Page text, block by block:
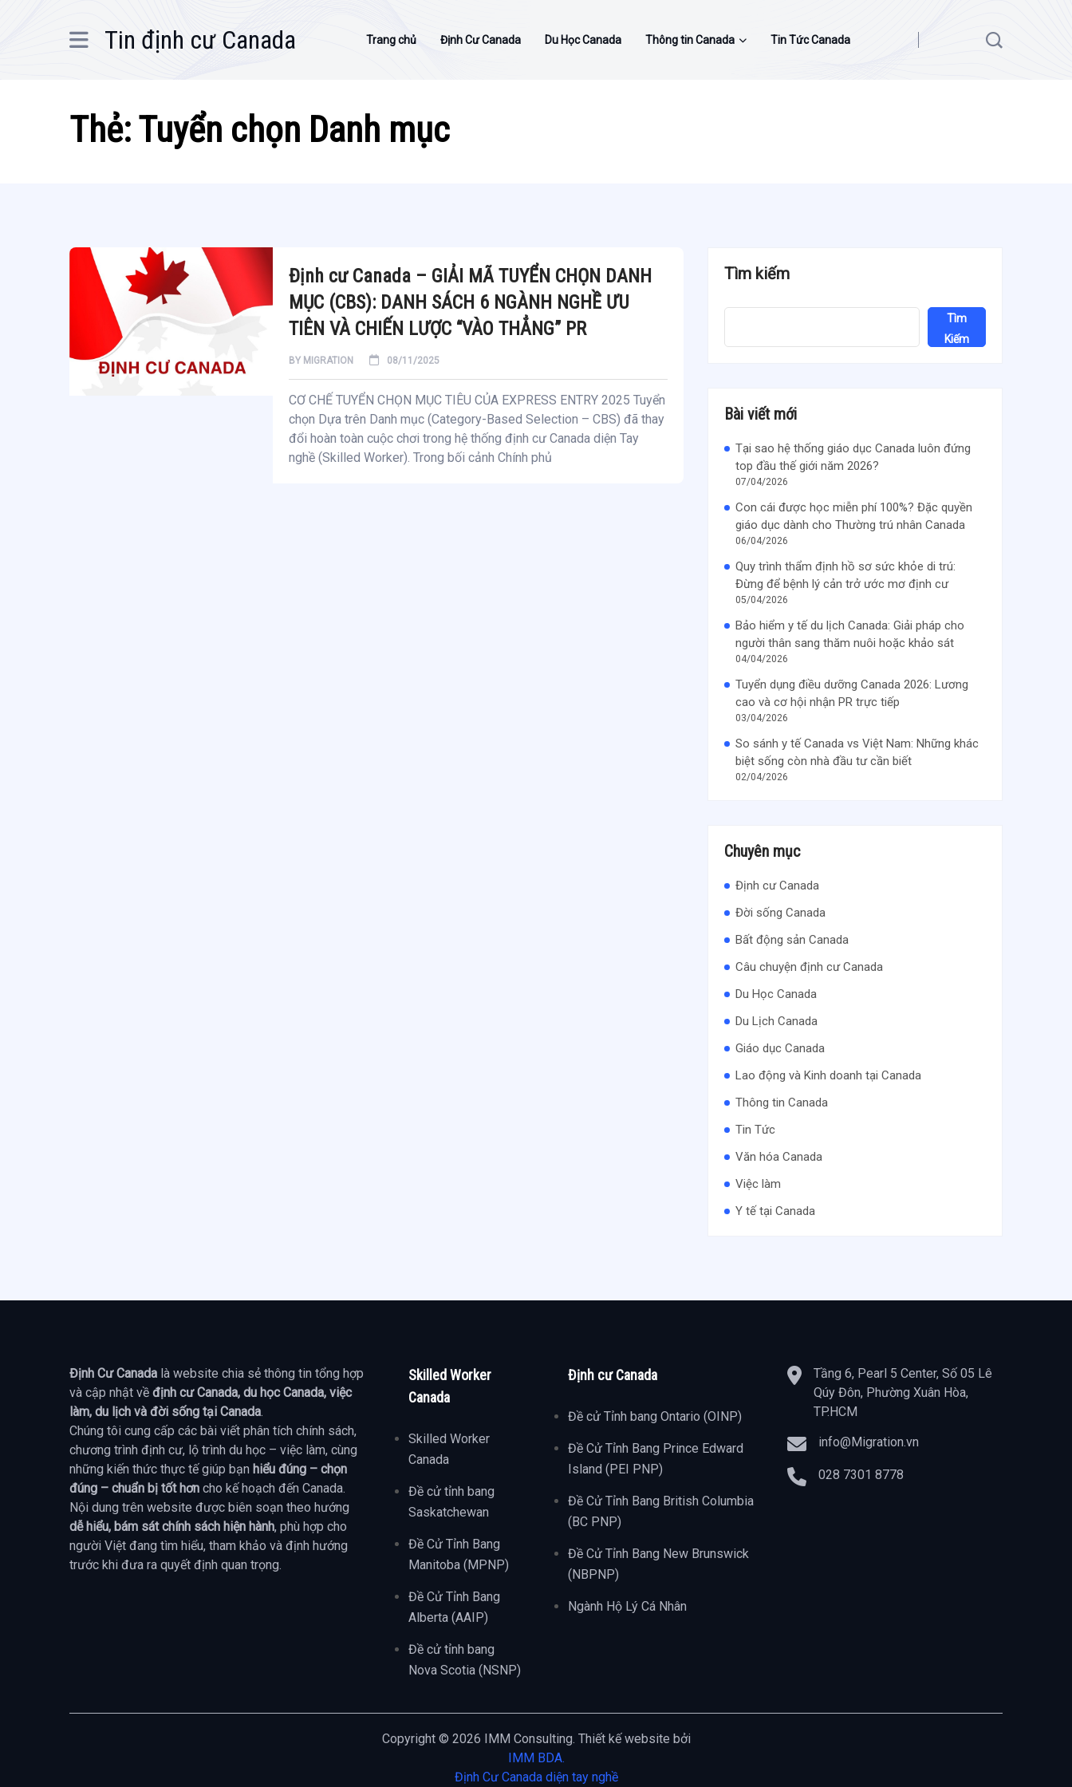
Tin định cư Canada Trang chủ Định Cư Canada Du Học Canada Thông tin Canada Tin Tức Canada
Thẻ:Tuyển chọn Danh mục
Định cư Canada – GIẢI MÃ TUYỂN CHỌN DANH
MỤC (CBS): DANH SÁCH 6 NGÀNH NGHỀ ƯU
TIÊN VÀ CHIẾN LƯỢC “VÀO THẲNG” PR
BY MIGRATION 08/11/2025
CƠ CHẾ TUYỂN CHỌN MỤC TIÊU CỦA EXPRESS ENTRY 2025 Tuyển
chọn Dựa trên Danh mục (Category-Based Selection – CBS) đã thay
đổi hoàn toàn cuộc chơi trong hệ thống định cư Canada diện Tay
nghề (Skilled Worker). Trong bối cảnh Chính phủ
Tìm kiếm
Tìm
Kiếm
Bài viết mới
Tại sao hệ thống giáo dục Canada luôn đứng
top đầu thế giới năm 2026?
07/04/2026
Con cái được học miễn phí 100%? Đặc quyền
giáo dục dành cho Thường trú nhân Canada
06/04/2026
Quy trình thẩm định hồ sơ sức khỏe di trú:
Đừng để bệnh lý cản trở ước mơ định cư
05/04/2026
Bảo hiểm y tế du lịch Canada: Giải pháp cho
người thân sang thăm nuôi hoặc khảo sát
04/04/2026
Tuyển dụng điều dưỡng Canada 2026: Lương
cao và cơ hội nhận PR trực tiếp
03/04/2026
So sánh y tế Canada vs Việt Nam: Những khác
biệt sống còn nhà đầu tư cần biết
02/04/2026
Chuyên mục
Định cư Canada
Đời sống Canada
Bất động sản Canada
Câu chuyện định cư Canada
Du Học Canada
Du Lịch Canada
Giáo dục Canada
Lao động và Kinh doanh tại Canada
Thông tin Canada
Tin Tức
Văn hóa Canada
Việc làm
Y tế tại Canada
Định Cư Canada là website chia sẻ thông tin tổng hợp
và cập nhật về định cư Canada, du học Canada, việc
làm, du lịch và đời sống tại Canada.
Chúng tôi cung cấp các bài viết phân tích chính sách,
chương trình định cư, lộ trình du học – việc làm, cùng
những kiến thức thực tế giúp bạn hiểu đúng – chọn
đúng – chuẩn bị tốt hơn cho kế hoạch đến Canada.
Nội dung trên website được biên soạn theo hướng
dễ hiểu, bám sát chính sách hiện hành, phù hợp cho
người Việt đang tìm hiểu, tham khảo và định hướng
trước khi đưa ra quyết định quan trọng.
Skilled Worker
Canada
Skilled Worker
Canada
Đề cử tỉnh bang
Saskatchewan
Đề Cử Tỉnh Bang
Manitoba (MPNP)
Đề Cử Tỉnh Bang
Alberta (AAIP)
Đề cử tỉnh bang
Nova Scotia (NSNP)
Định cư Canada
Đề cử Tỉnh bang Ontario (OINP)
Đề Cử Tỉnh Bang Prince Edward
Island (PEI PNP)
Đề Cử Tỉnh Bang British Columbia
(BC PNP)
Đề Cử Tỉnh Bang New Brunswick
(NBPNP)
Ngành Hộ Lý Cá Nhân
Tầng 6, Pearl 5 Center, Số 05 Lê
Qúy Đôn, Phường Xuân Hòa,
TP.HCM
info@Migration.vn
028 7301 8778
Copyright © 2026 IMM Consulting. Thiết kế website bởi
IMM BDA.
Định Cư Canada diện tay nghề